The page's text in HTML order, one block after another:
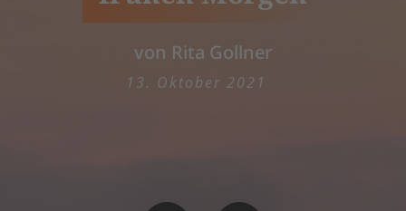
von Rita Gollner
13. Oktober 2021